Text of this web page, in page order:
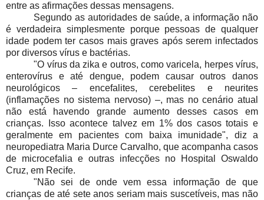
entre as afirmações dessas mensagens.
Segundo as autoridades de saúde, a informação não
é verdadeira simplesmente porque pessoas de qualquer
idade podem ter casos mais graves após serem infectados
por diversos vírus e bactérias.
"O vírus da zika e outros, como varicela, herpes vírus,
enterovírus e até dengue, podem causar outros danos
neurológicos – encefalites, cerebelites e neurites
(inflamações no sistema nervoso) –, mas no cenário atual
não está havendo grande aumento desses casos em
crianças. Isso acontece talvez em 1% dos casos totais e
geralmente em pacientes com baixa imunidade", diz a
neuropediatra Maria Durce Carvalho, que acompanha casos
de microcefalia e outras infecções no Hospital Oswaldo
Cruz, em Recife.
"Não sei de onde vem essa informação de que
crianças de até sete anos seriam mais suscetíveis, mas não